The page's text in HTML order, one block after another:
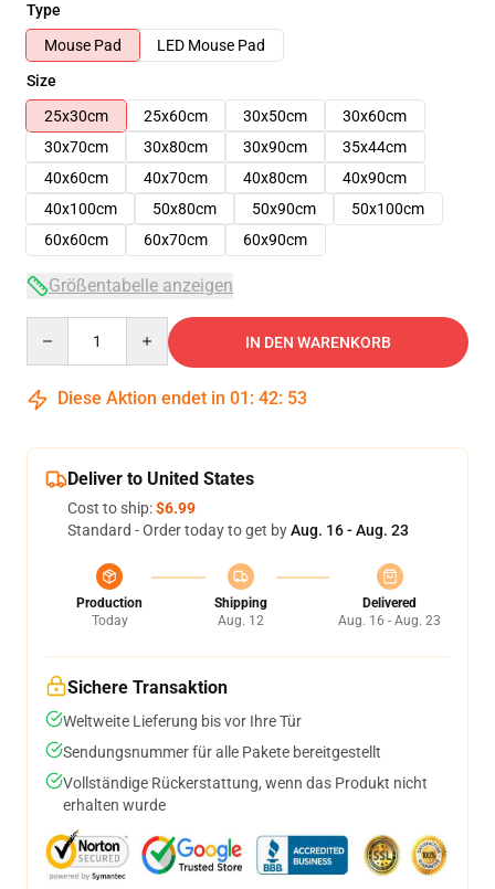
Type
Mouse Pad
LED Mouse Pad
Size
25x30cm
25x60cm 30x50cm
30x60cm
30x70cm
30x80cm 30x90cm
35x44cm
40x60cm
40x70cm 40x80cm
40x90cm
40x100cm
50x80cm 50x90cm
50x100cm
60x60cm
60x70cm 60x90cm
Größentabelle anzeigen
IN DEN WARENKORB
Diese Aktion endet in 01 : 42: 52
Deliver to United States
Cost to ship:$6.99
Standard - Order today to get byAug. 16 - Aug. 23
Production
Today
Shipping
Aug. 12
Delivered
Aug. 16 - Aug. 23
Sichere Transaktion
Weltweite Lieferung bis vor Ihre Tür
Sendungsnummer für alle Pakete bereitgestellt
Vollständige Rückerstattung, wenn das Produkt nicht
erhalten wurde